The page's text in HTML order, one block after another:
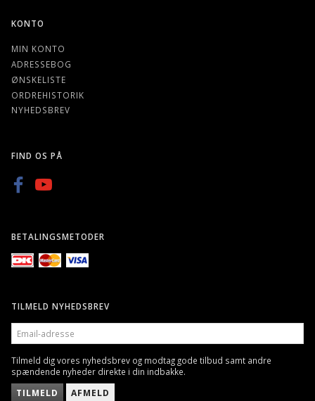
KONTO
MIN KONTO
ADRESSEBOG
ØNSKELISTE
ORDREHISTORIK
NYHEDSBREV
FIND OS PÅ
BETALINGSMETODER
TILMELD NYHEDSBREV
EMAIL-
ADRESSE
Tilmeld dig vores nyhedsbrev og modtag gode tilbud samt andre
spændende nyheder direkte i din indbakke.
TILMELD AFMELD